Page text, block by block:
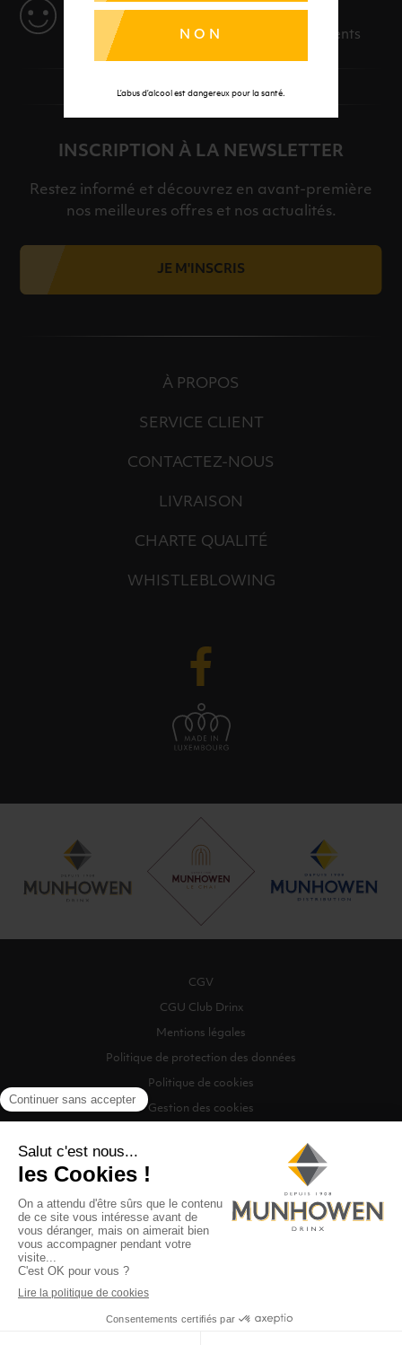
NON
L’abus d’alcool est dangereux pour la santé.
SERVICE
Des solutions adaptées à vos événements
INSCRIPTION À LA NEWSLETTER
Restez informé et découvrez en avant-première
nos meilleures offres et nos actualités.
JE M'INSCRIS
À PROPOS
SERVICE CLIENT
CONTACTEZ-NOUS
LIVRAISON
CHARTE QUALITÉ
WHISTLEBLOWING
CGV
CGU Club Drinx
Mentions légales
Politique de protection des données
Politique de cookies
Gestion des cookies
©2026 Munhowen Drinx / Tous droits réservés
Digitalised by